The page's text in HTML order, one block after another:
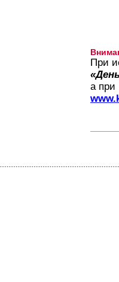
При
а при